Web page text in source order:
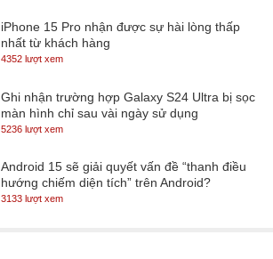
iPhone 15 Pro nhận được sự hài lòng thấp
nhất từ khách hàng
4352 lượt xem
Ghi nhận trường hợp Galaxy S24 Ultra bị sọc
màn hình chỉ sau vài ngày sử dụng
5236 lượt xem
Android 15 sẽ giải quyết vấn đề “thanh điều
hướng chiếm diện tích” trên Android?
3133 lượt xem